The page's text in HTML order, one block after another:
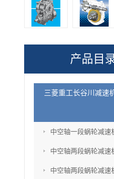
产品目
三菱重工长谷川减速
中空轴一段蜗轮减速
中空轴两段蜗轮减速
中空轴两段蜗轮减速